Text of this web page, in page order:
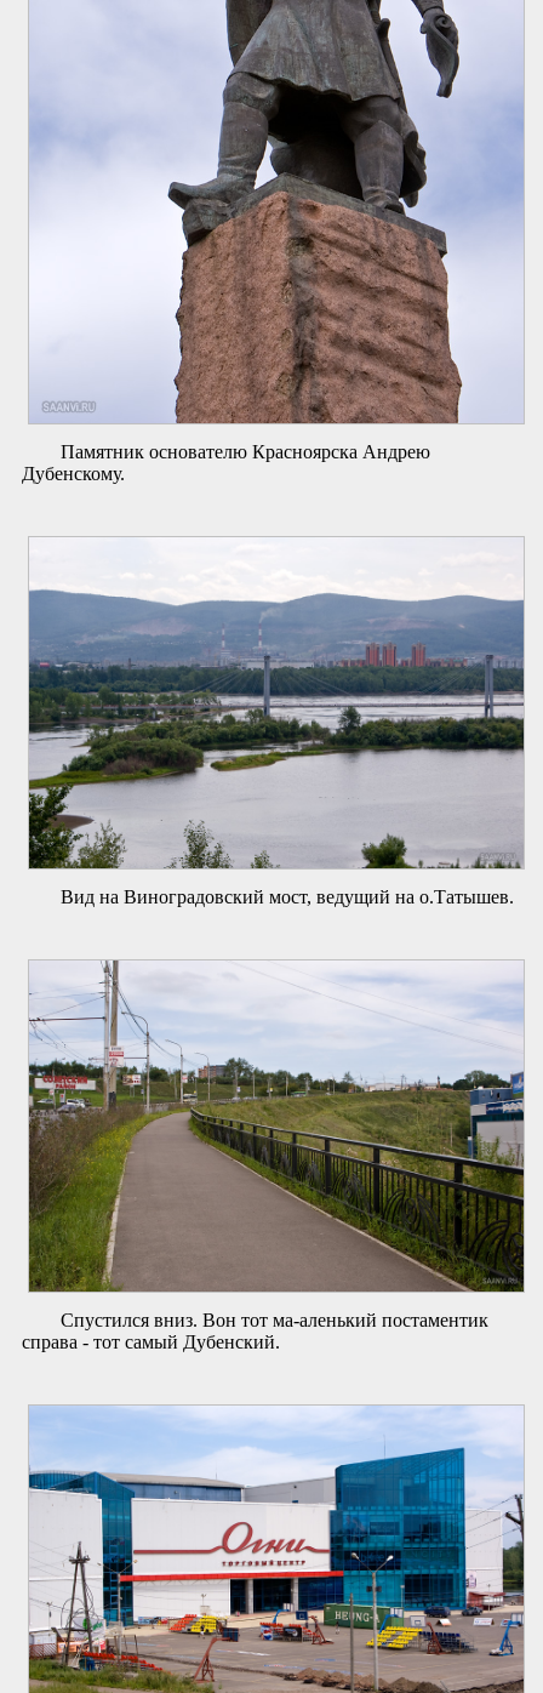
Памятник основателю Красноярска Андрею
Дубенскому.
Вид на Виноградовский мост, ведущий на о.Татышев.
Спустился вниз. Вон тот ма-аленький постаментик
справа - тот самый Дубенский.